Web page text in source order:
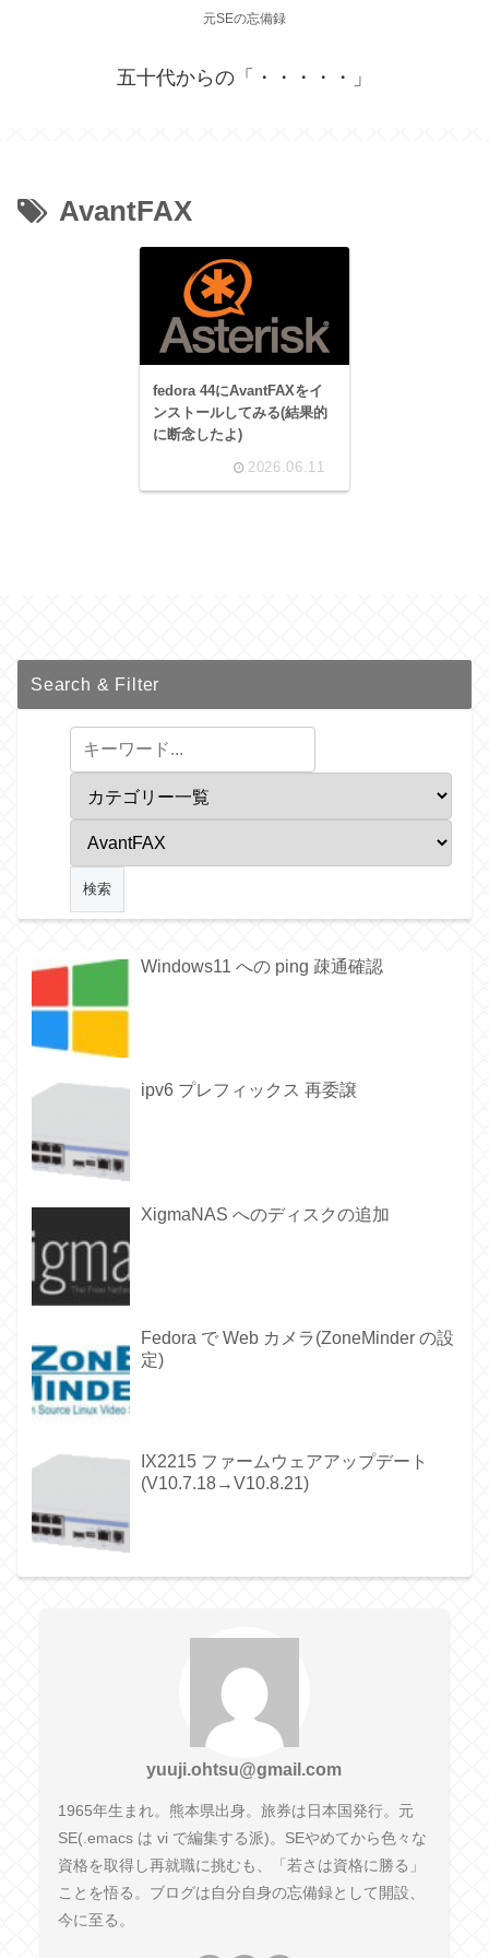
元SEの忘備録
五十代からの「・・・・・」
AvantFAX
fedora 44にAvantFAXをイ
ンストールしてみる(結果的
に断念したよ)
2026.06.11
Search & Filter
Windows11 への ping 疎通確認
ipv6 プレフィックス 再委譲
XigmaNAS へのディスクの追加
Fedora で Web カメラ(ZoneMinder の設
定)
IX2215 ファームウェアアップデート
(V10.7.18→V10.8.21)
yuuji.ohtsu@gmail.com
1965年生まれ。熊本県出身。旅券は日本国発行。元
SE(.emacs は vi で編集する派)。SEやめてから色々な
資格を取得し再就職に挑むも、「若さは資格に勝る」
ことを悟る。ブログは自分自身の忘備録として開設、
今に至る。